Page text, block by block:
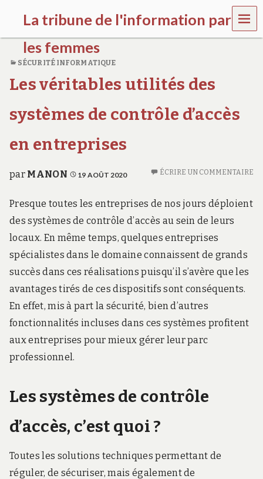
La tribune de l'information par
les femmes
a
t
i
b
n
w
e
n
s
a
w
a
r
s
.
r
MEN
U
SÉCURITÉ INFORMATIQUE
Les véritables utilités des
systèmes de contrôle d’accès
en entreprises
par MANON 19 AOÛT 2020 ÉCRIRE UN COMMENTAIRE
Presque toutes les entreprises de nos jours déploient
des systèmes de contrôle d’accès au sein de leurs
locaux. En même temps, quelques entreprises
spécialistes dans le domaine connaissent de grands
succès dans ces réalisations puisqu’il s’avère que les
avantages tirés de ces dispositifs sont conséquents.
En effet, mis à part la sécurité, bien d’autres
fonctionnalités incluses dans ces systèmes profitent
aux entreprises pour mieux gérer leur parc
professionnel.
Les systèmes de contrôle
d’accès, c’est quoi ?
Toutes les solutions techniques permettant de
réguler, de sécuriser, mais également de